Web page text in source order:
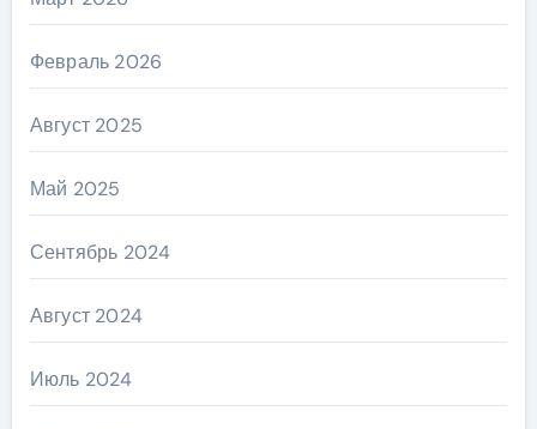
Февраль 2026
Август 2025
Май 2025
Сентябрь 2024
Август 2024
Июль 2024